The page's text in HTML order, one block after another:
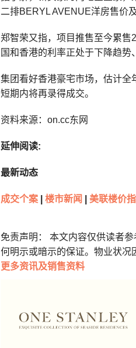
二排BERYL AVENUE洋房售价
郑智荣又指，项目推售至今累
国和香港的利率正处于下降趋势
集团看好香港豪宅市场，估计
短期内将再录得成交。
资料来源：on.cc东网
延伸阅读:
最新动态
成交个案 楼市新闻 美联楼价
免责声明： 本文内容仅供读者
何明示或暗示的保证。物业状况
更多资讯及销售资料